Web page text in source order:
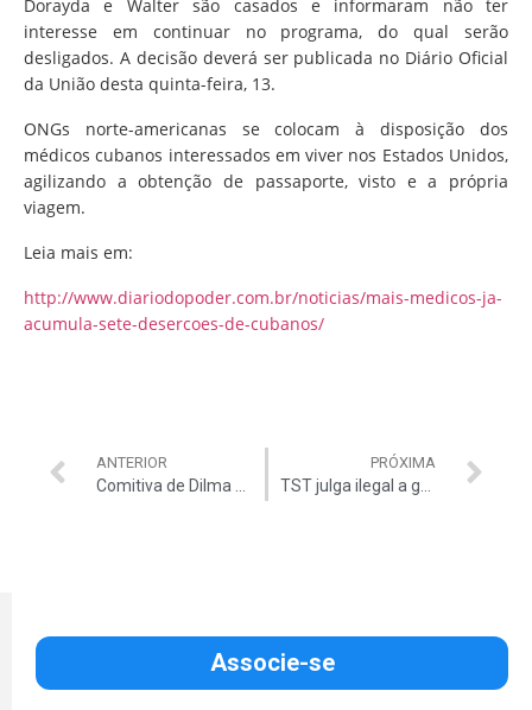
Dorayda e Walter são casados e informaram não ter
interesse em continuar no programa, do qual serão
desligados. A decisão deverá ser publicada no Diário Oficial
da União desta quinta-feira, 13.
ONGs norte-americanas se colocam à disposição dos
médicos cubanos interessados em viver nos Estados Unidos,
agilizando a obtenção de passaporte, visto e a própria
viagem.
Leia mais em:
http://www.diariodopoder.com.br/noticias/mais-medicos-ja-
acumula-sete-desercoes-de-cubanos/
ANTERIOR PRÓXIMA
Associe-se